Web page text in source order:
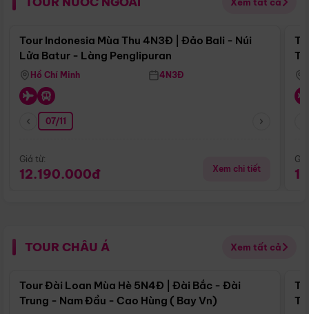
Điểm nổi bật
Tour Indonesia Mùa Thu 4N3Đ | Đảo Bali - Núi
Lửa Batur - Làng Penglipuran
Hồ Chí Minh 4N3Đ
07/11
Giá từ:
12.190.000đ Xem chi tiết
TOUR CHÂU Á Xem tất cả
Điểm nổi bật
Tour Đài Loan Mùa Hè 5N4Đ | Đài Bắc - Đài
Trung - Nam Đầu - Cao Hùng ( Bay Vn)